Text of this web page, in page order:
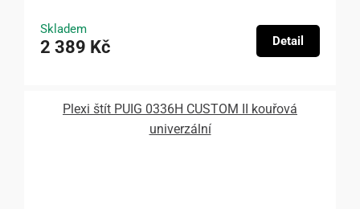
Skladem
2 389 Kč Detail
Plexi štít PUIG 0336H CUSTOM II kouřová
univerzální